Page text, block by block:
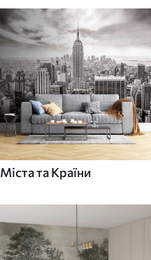
Міста та Країни